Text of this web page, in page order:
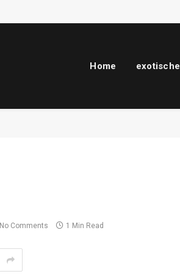
Home exotische
No Comments 1 Min Read